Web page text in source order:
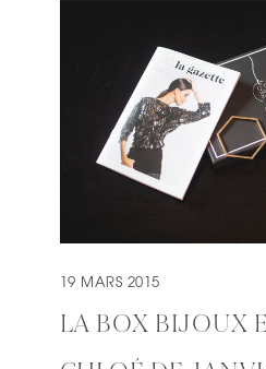
19 MARS 2015
LA BOX BIJOUX